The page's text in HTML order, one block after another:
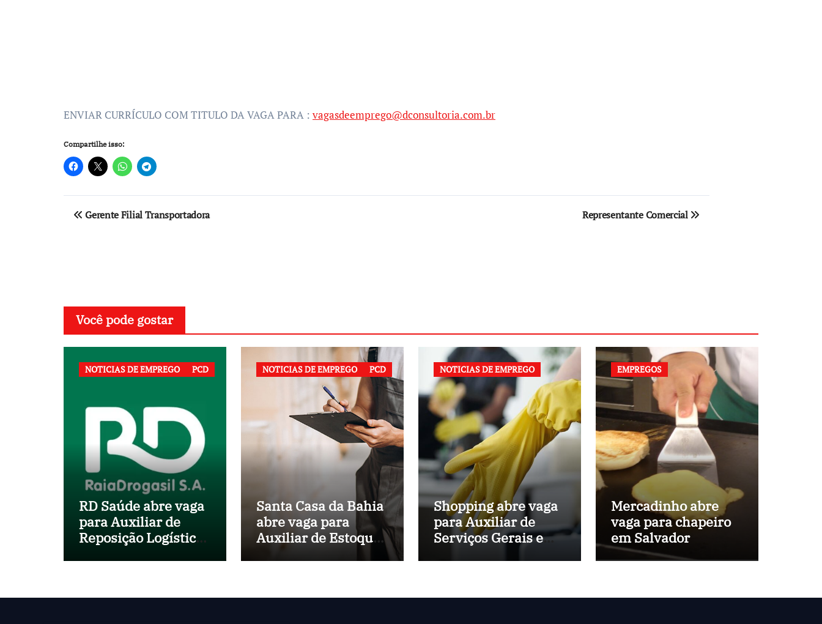
ENVIAR CURRÍCULO COM TITULO DA VAGA PARA : vagasdeemprego@dconsultoria.com.br
Compartilhe isso:
Navegação
Gerente Filial Transportadora Representante Comercial
Você pode gostar
NOTICIAS DE EMPREGO PCD
RD Saúde abre vaga
para Auxiliar de
Reposição Logística
NOTICIAS DE EMPREGO PCD
Santa Casa da Bahia
abre vaga para
Auxiliar de Estoque
NOTICIAS DE EMPREGO
Shopping abre vaga
para Auxiliar de
Serviços Gerais em
EMPREGOS
Mercadinho abre
vaga para chapeiro
em Salvador